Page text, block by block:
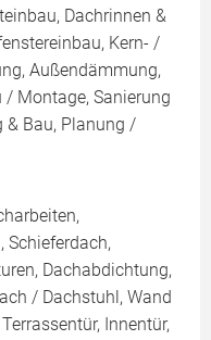
Dachrinnen &
Kern- /
Außendämmung,
Montage, Sanierung
& Bau, Planung /
Schieferdach,
Dachabdichtung,
/ Dachstuhl, Wand
Innentür,